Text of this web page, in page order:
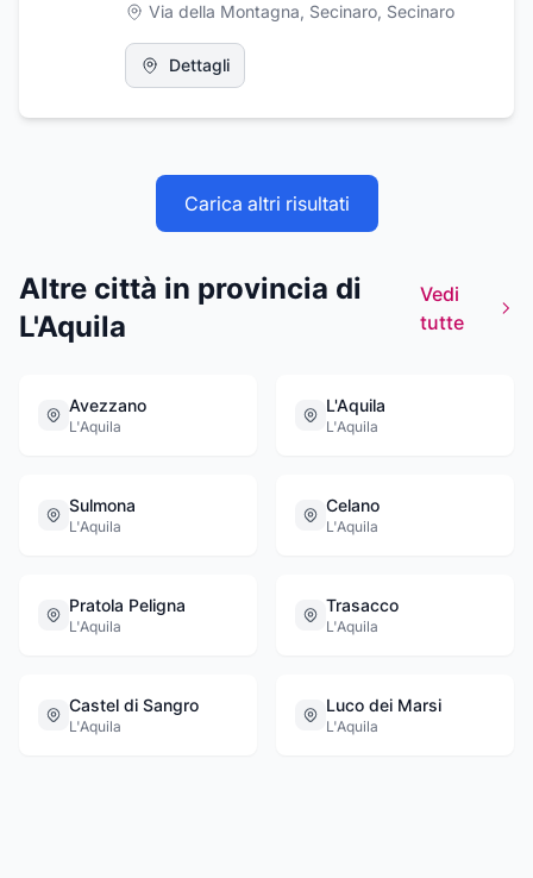
Via della Montagna, Secinaro, Secinaro
Dettagli
Carica altri risultati
Altre città in provincia di
L'Aquila
Vedi
tutte
Avezzano
L'Aquila
L'Aquila
L'Aquila
Sulmona
L'Aquila
Celano
L'Aquila
Pratola Peligna
L'Aquila
Trasacco
L'Aquila
Castel di Sangro
L'Aquila
Luco dei Marsi
L'Aquila